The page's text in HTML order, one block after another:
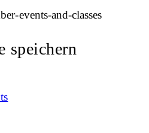
events-and-classes
speichern